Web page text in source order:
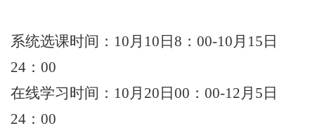
系统选课时间：10月10日8：00-10月15日
24：00
在线学习时间 ： 10 月 20 日 00 ： 00-12月5日
24 ： 00